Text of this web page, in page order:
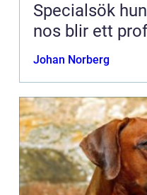
Specialsök hund när
nos blir ett
Johan Norberg